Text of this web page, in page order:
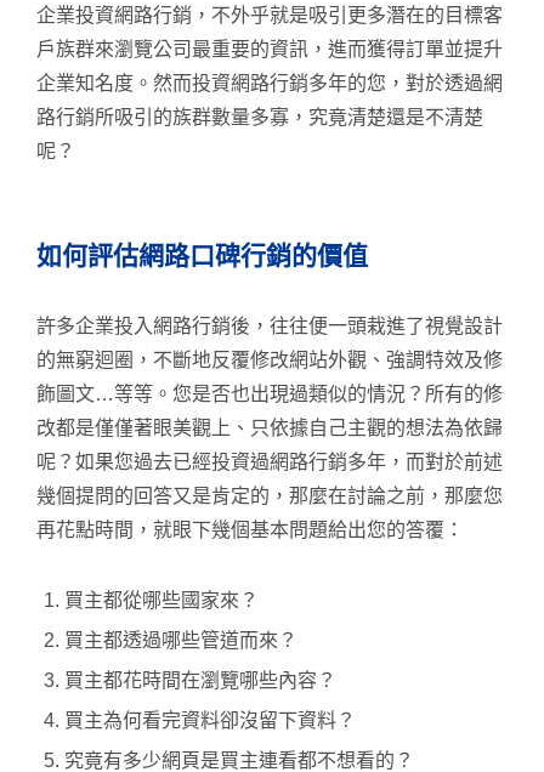
企業投資網路行銷，不外乎就是吸引更多潛在的目標客
戶族群來瀏覽公司最重要的資訊，進而獲得訂單並提升
企業知名度。然而投資網路行銷多年的您，對於透過網
路行銷所吸引的族群數量多寡，究竟清楚還是不清楚
呢？
如何評估網路口碑行銷的價值
許多企業投入網路行銷後，往往便一頭栽進了視覺設計
的無窮迴圈，不斷地反覆修改網站外觀、強調特效及修
飾圖文…等等。您是否也出現過類似的情況？所有的修
改都是僅僅著眼美觀上、只依據自己主觀的想法為依歸
呢？如果您過去已經投資過網路行銷多年，而對於前述
幾個提問的回答又是肯定的，那麼在討論之前，那麼您
再花點時間，就眼下幾個基本問題給出您的答覆：
買主都從哪些國家來？
買主都透過哪些管道而來？
買主都花時間在瀏覽哪些內容？
買主為何看完資料卻沒留下資料？
究竟有多少網頁是買主連看都不想看的？